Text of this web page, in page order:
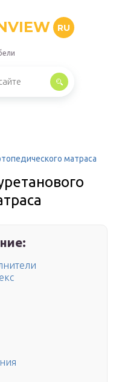
RU
матраса